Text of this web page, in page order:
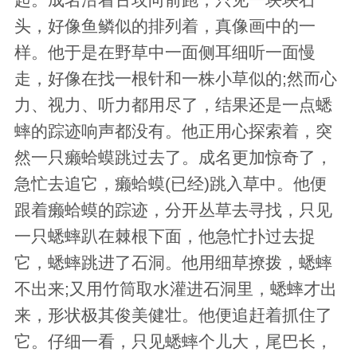
头，好像鱼鳞似的排列着，真像画中的一
样。他于是在野草中一面侧耳细听一面慢
走，好像在找一根针和一株小草似的;然而心
力、视力、听力都用尽了，结果还是一点蟋
蟀的踪迹响声都没有。他正用心探索着，突
然一只癞蛤蟆跳过去了。成名更加惊奇了，
急忙去追它，癞蛤蟆(已经)跳入草中。他便
跟着癞蛤蟆的踪迹，分开丛草去寻找，只见
一只蟋蟀趴在棘根下面，他急忙扑过去捉
它，蟋蟀跳进了石洞。他用细草撩拨，蟋蟀
不出来;又用竹筒取水灌进石洞里，蟋蟀才出
来，形状极其俊美健壮。他便追赶着抓住了
它。仔细一看，只见蟋蟀个儿大，尾巴长，